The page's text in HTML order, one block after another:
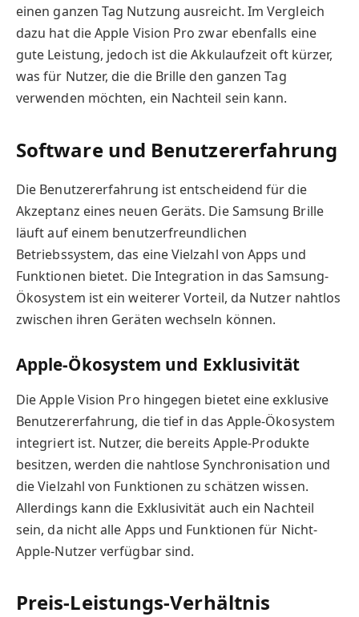
einen ganzen Tag Nutzung ausreicht. Im Vergleich
dazu hat die Apple Vision Pro zwar ebenfalls eine
gute Leistung, jedoch ist die Akkulaufzeit oft kürzer,
was für Nutzer, die die Brille den ganzen Tag
verwenden möchten, ein Nachteil sein kann.
Software und Benutzererfahrung
Die Benutzererfahrung ist entscheidend für die
Akzeptanz eines neuen Geräts. Die Samsung Brille
läuft auf einem benutzerfreundlichen
Betriebssystem, das eine Vielzahl von Apps und
Funktionen bietet. Die Integration in das Samsung-
Ökosystem ist ein weiterer Vorteil, da Nutzer nahtlos
zwischen ihren Geräten wechseln können.
Apple-Ökosystem und Exklusivität
Die Apple Vision Pro hingegen bietet eine exklusive
Benutzererfahrung, die tief in das Apple-Ökosystem
integriert ist. Nutzer, die bereits Apple-Produkte
besitzen, werden die nahtlose Synchronisation und
die Vielzahl von Funktionen zu schätzen wissen.
Allerdings kann die Exklusivität auch ein Nachteil
sein, da nicht alle Apps und Funktionen für Nicht-
Apple-Nutzer verfügbar sind.
Preis-Leistungs-Verhältnis